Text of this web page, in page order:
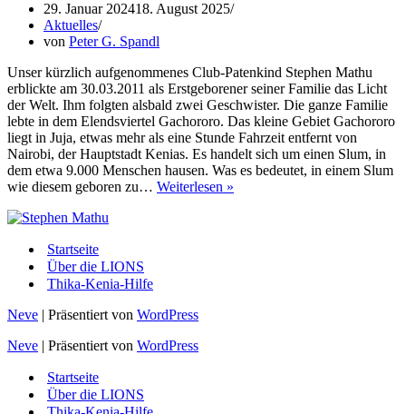
29. Januar 202418. August 2025
Aktuelles
von Peter G. Spandl
Unser kürzlich aufgenommenes Club-Patenkind Stephen Mathu
erblickte am 30.03.2011 als Erstgeborener seiner Familie das Licht
der Welt. Ihm folgten alsbald zwei Geschwister. Die ganze Familie
lebte in dem Elendsviertel Gachororo. Das kleine Gebiet Gachororo
liegt in Juja, etwas mehr als eine Stunde Fahrzeit entfernt von
Nairobi, der Hauptstadt Kenias. Es handelt sich um einen Slum, in
dem etwa 9.000 Menschen hausen. Was es bedeutet, in einem Slum
wie diesem geboren zu… Weiterlesen »
Startseite
Über die LIONS
Thika-Kenia-Hilfe
Neve | Präsentiert von WordPress
Neve | Präsentiert von WordPress
Startseite
Über die LIONS